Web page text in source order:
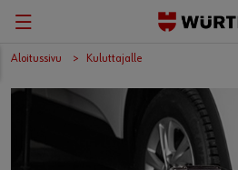
Aloitussivu Kuluttajalle